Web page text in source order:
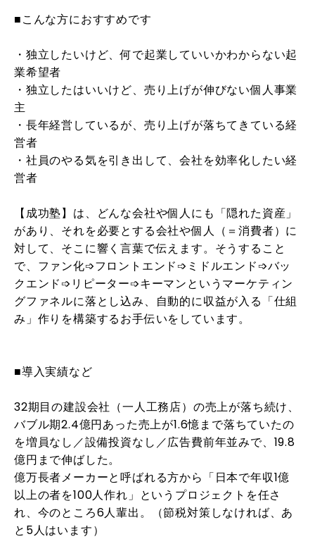
■こんな方におすすめです
・独立したいけど、何で起業していいかわからない起
業希望者
・独立したはいいけど、売り上げが伸びない個人事業
主
・長年経営しているが、売り上げが落ちてきている経
営者
・社員のやる気を引き出して、会社を効率化したい経
営者
【成功塾】は、どんな会社や個人にも「隠れた資産」
があり、それを必要とする会社や個人（＝消費者）に
対して、そこに響く言葉で伝えます。そうすること
で、ファン化➩フロントエンド➩ミドルエンド➩バッ
クエンド➩リピーター➩キーマンというマーケティン
グファネルに落とし込み、自動的に収益が入る「仕組
み」作りを構築するお手伝いをしています。
■導入実績など
32期目の建設会社（一人工務店）の売上が落ち続け、
バブル期2.4億円あった売上が1.6憶まで落ちていたの
を増員なし／設備投資なし／広告費前年並みで、19.8
億円まで伸ばした。
億万長者メーカーと呼ばれる方から「日本で年収1億
以上の者を100人作れ」というプロジェクトを任さ
れ、今のところ6人輩出。（節税対策しなければ、あ
と5人はいます）